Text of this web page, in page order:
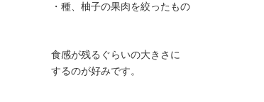
・種、柚子の果肉を絞ったもの
食感が残るぐらいの大きさに
するのが好みです。